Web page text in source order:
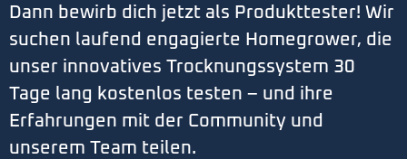
Dann bewirb dich jetzt als Produkttester! Wir
suchen laufend engagierte Homegrower, die
unser innovatives Trocknungssystem 30
Tage lang kostenlos testen – und ihre
Erfahrungen mit der Community und
unserem Team teilen.